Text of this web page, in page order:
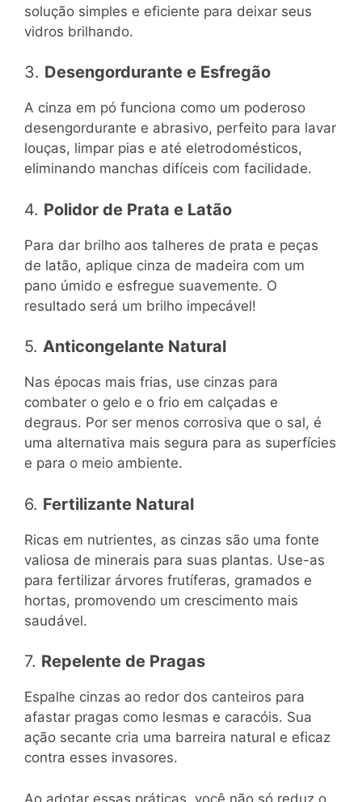
solução simples e eficiente para deixar seus
vidros brilhando.
3. Desengordurante e Esfregão
A cinza em pó funciona como um poderoso
desengordurante e abrasivo, perfeito para lavar
louças, limpar pias e até eletrodomésticos,
eliminando manchas difíceis com facilidade.
4. Polidor de Prata e Latão
Para dar brilho aos talheres de prata e peças
de latão, aplique cinza de madeira com um
pano úmido e esfregue suavemente. O
resultado será um brilho impecável!
5. Anticongelante Natural
Nas épocas mais frias, use cinzas para
combater o gelo e o frio em calçadas e
degraus. Por ser menos corrosiva que o sal, é
uma alternativa mais segura para as superfícies
e para o meio ambiente.
6. Fertilizante Natural
Ricas em nutrientes, as cinzas são uma fonte
valiosa de minerais para suas plantas. Use-as
para fertilizar árvores frutíferas, gramados e
hortas, promovendo um crescimento mais
saudável.
7. Repelente de Pragas
Espalhe cinzas ao redor dos canteiros para
afastar pragas como lesmas e caracóis. Sua
ação secante cria uma barreira natural e eficaz
contra esses invasores.
Ao adotar essas práticas, você não só reduz o